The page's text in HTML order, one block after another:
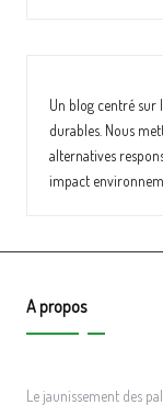
Un blog centré sur
durables. Nous
alternatives
impact
A propos
Le jaunissement des